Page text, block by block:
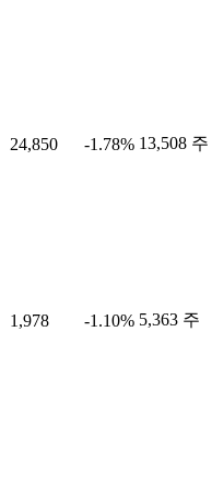
24,850 -1.78% 13,508 주
1,978 -1.10% 5,363 주